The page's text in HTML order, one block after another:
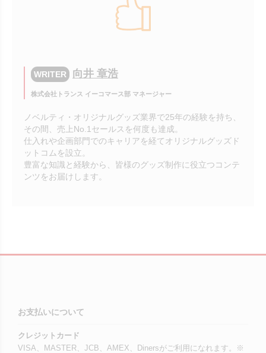
WRITER 向井 章浩
株式会社トランス イーコマース部 マネージャー
ノベルティ・オリジナルグッズ業界で25年の経験を持ち、
その間、売上No.1セールスを何度も達成。
仕入れや企画部門でのキャリアを経てオリジナルグッズド
ットコムを設立。
豊富な知識と経験から、皆様のグッズ制作に役立つコンテ
ンツをお届けします。
お支払いについて
クレジットカード
VISA、MASTER、JCB、AMEX、Dinersがご利用になれます。※